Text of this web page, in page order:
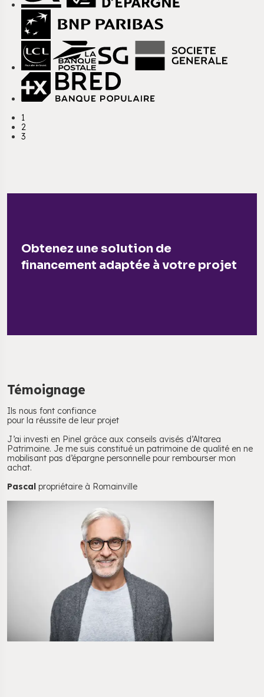
1
2
3
Obtenez une solution de
financement adaptée à votre projet
Témoignage
Ils nous font confiance
pour la réussite de leur projet
J’ai investi en Pinel grâce aux conseils avisés d’Altarea
Patrimoine. Je me suis constitué un patrimoine de qualité en ne
mobilisant pas d’épargne personnelle pour rembourser mon
achat.
Pascal propriétaire à Romainville